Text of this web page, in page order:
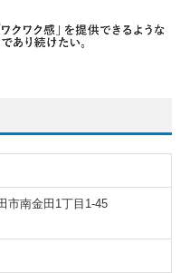
採用
市南金田1丁目1-45